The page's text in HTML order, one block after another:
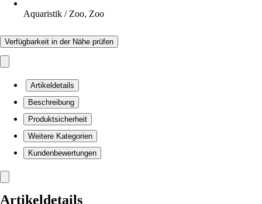
Aquaristik / Zoo, Zoo
Verfügbarkeit in der Nähe prüfen
Artikeldetails
Beschreibung
Produktsicherheit
Weitere Kategorien
Kundenbewertungen
Artikeldetails